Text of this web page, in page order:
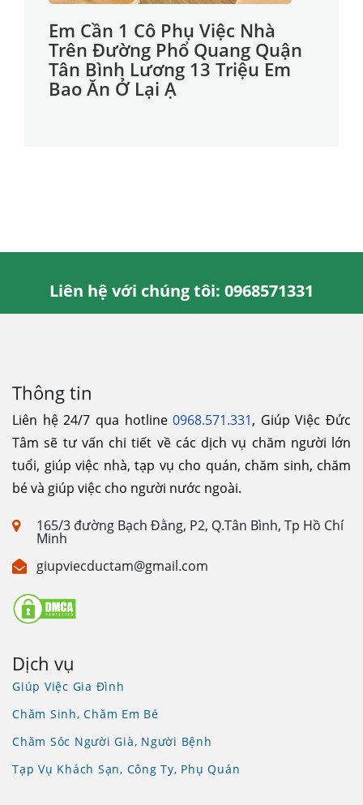
Em Cần 1 Cô Phụ Việc Nhà
Trên Đường Phổ Quang Quận
Tân Bình Lương 13 Triệu Em
Bao Ăn Ở Lại Ạ
Liên hệ với chúng tôi: 0968571331
Thông tin
Liên hệ 24/7 qua hotline0968.571.331, Giúp Việc Đức
Tâm sẽ tư vấn chi tiết về các dịch vụ chăm người lớn
tuổi, giúp việc nhà, tạp vụ cho quán, chăm sinh, chăm
bé và giúp việc cho người nước ngoài.
165/3 đường Bạch Đằng, P2, Q.Tân Bình, Tp Hồ Chí
Minh
giupviecductam@gmail.com
Dịch vụ
Giúp Việc Gia Đình
Chăm Sinh, Chăm Em Bé
Chăm Sóc Người Già, Người Bệnh
Tạp Vụ Khách Sạn, Công Ty, Phụ Quán